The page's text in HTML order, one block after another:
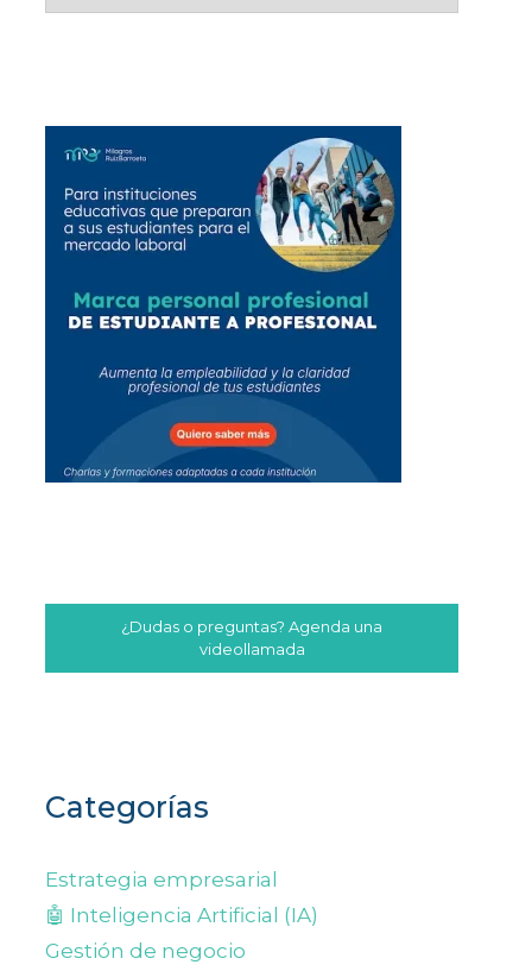
¿Dudas o preguntas? Agenda una
videollamada
Categorías
Estrategia empresarial
🤖 Inteligencia Artificial (IA)
Gestión de negocio